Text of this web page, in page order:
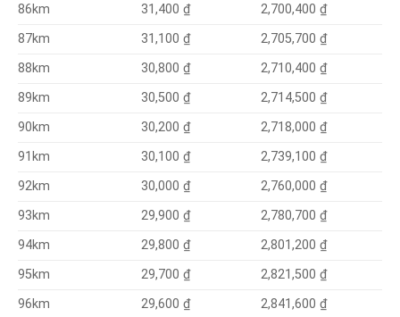
86km
31,400 ₫
2,700,400 ₫
87km
31,100 ₫
2,705,700 ₫
88km
30,800 ₫
2,710,400 ₫
89km
30,500 ₫
2,714,500 ₫
90km
30,200 ₫
2,718,000 ₫
91km
30,100 ₫
2,739,100 ₫
92km
30,000 ₫
2,760,000 ₫
93km
29,900 ₫
2,780,700 ₫
94km
29,800 ₫
2,801,200 ₫
95km
29,700 ₫
2,821,500 ₫
96km
29,600 ₫
2,841,600 ₫